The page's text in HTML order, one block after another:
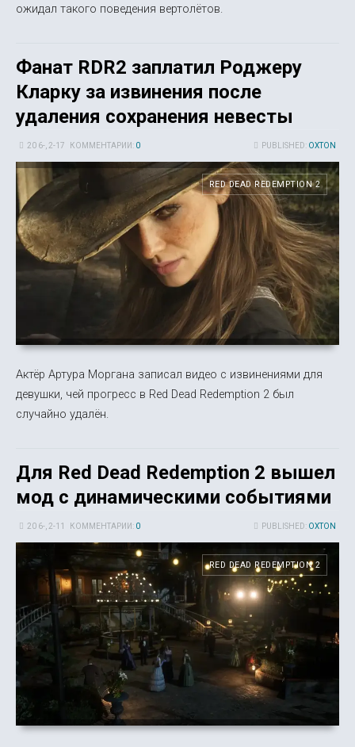
ожидал такого поведения вертолётов.
Фанат RDR2 заплатил Роджеру
Кларку за извинения после
удаления сохранения невесты
PUBLISHED: OXTON
20 6-, 2-17 КОММЕНТАРИИ: 0
RED DEAD REDEMPTION 2
Актёр Артура Моргана записал видео с извинениями для
девушки, чей прогресс в Red Dead Redemption 2 был
случайно удалён.
Для Red Dead Redemption 2 вышел
мод с динамическими событиями
PUBLISHED: OXTON
20 6-, 2-11 КОММЕНТАРИИ: 0
RED DEAD REDEMPTION 2